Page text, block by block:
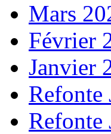
Mars
Février
Janvier
Refonte
Refonte